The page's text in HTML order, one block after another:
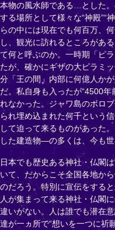
本物の風水師である…とした
する場所として様々な“神殿”“
らの中には現在でも何百万、
し、観光に訪れるところがあ
て何と呼ぶのか。一時期「ピ
たが、確かにギザの大ピラミ
分「王の間」内部に何億人か
だ。私自身も入ったが“4500
れなかった。ジャワ島のボロ
られ埋め込まれた何千という
して迫って来るものがあった
した建造物―の多くは、今も
日本でも歴史ある神社・仏閣
いて、だからこそ全国各地か
のだろう。特別に宣伝をする
人が集まって来る神社・仏閣
違いがない。人は誰でも潜在
達が一ヵ所で“想いを一つに祈